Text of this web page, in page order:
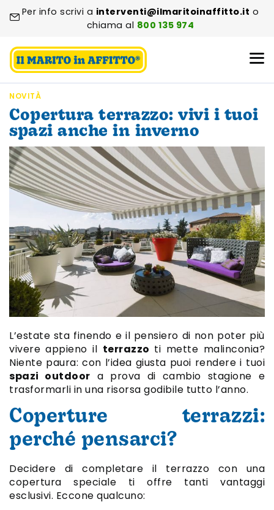
Per info scrivi a interventi@ilmaritoinaffitto.it o
chiama al 800 135 974
NOVITÀ
Copertura terrazzo: vivi i tuoi
spazi anche in inverno
L’estate sta finendo e il pensiero di non poter più
vivere appieno il terrazzo ti mette malinconia?
Niente paura: con l’idea giusta puoi rendere i tuoi
spazi outdoor a prova di cambio stagione e
trasformarli in una risorsa godibile tutto l’anno.
Coperture terrazzi:
perché pensarci?
Decidere di completare il terrazzo con una
copertura speciale ti offre tanti vantaggi
esclusivi. Eccone qualcuno: